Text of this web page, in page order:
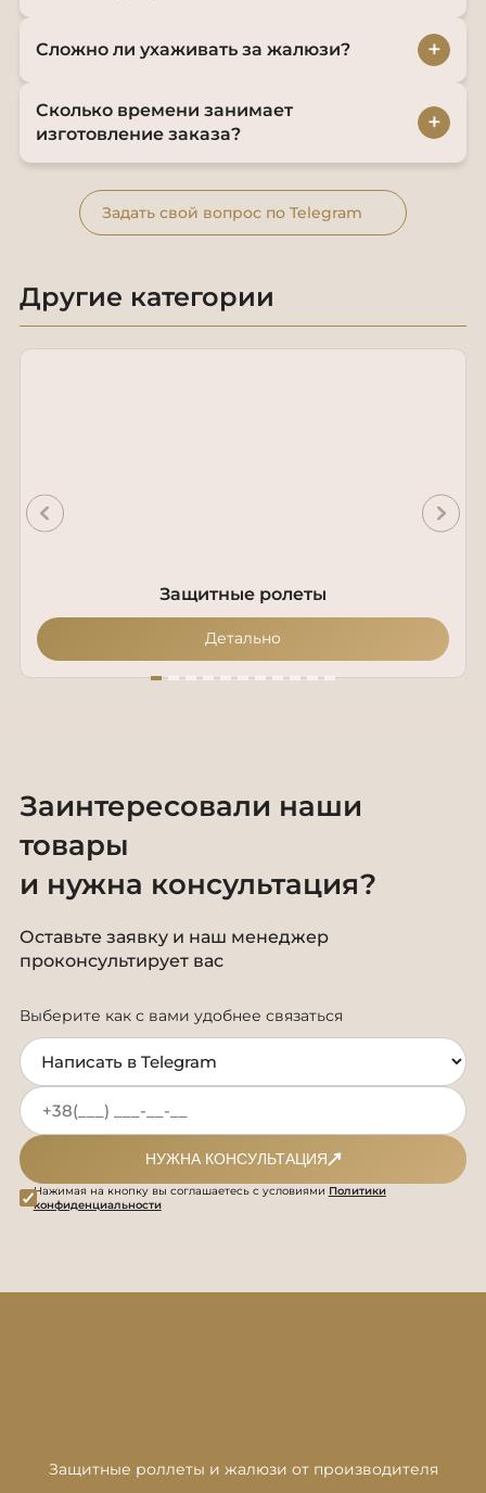
Сложно ли ухаживать за жалюзи? +
Сколько времени занимает
изготовление заказа?
+
Задать свой вопрос по Telegram
Другие категории
Защитные ролеты
Детально
Заинтересовали наши
товары
и нужна консультация?
Оставьте заявку и наш менеджер
проконсультирует вас
Выберите как с вами удобнее связаться
НУЖНА КОНСУЛЬТАЦИЯ
Нажимая на кнопку вы соглашаетесь с условиями Политики
конфиденциальности
Защитные роллеты и жалюзи от производителя